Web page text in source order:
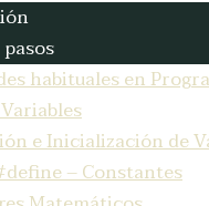
habituales en Progra
e Inicialización de
– Constantes